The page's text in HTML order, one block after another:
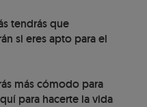
tendrás que
si eres apto para el
más cómodo para
para hacerte la vida